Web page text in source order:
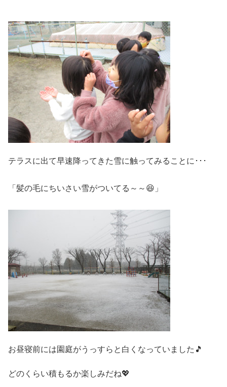
テラスに出て早速降ってきた雪に触ってみることに･･･
「髪の毛にちいさい雪がついてる～～😆」
お昼寝前には園庭がうっすらと白くなっていました🎵
どのくらい積もるか楽しみだね💖